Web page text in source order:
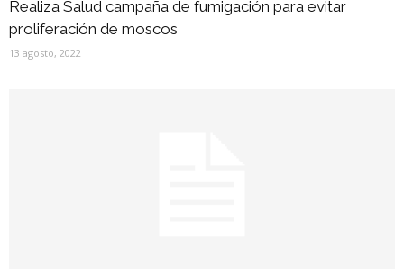
Realiza Salud campaña de fumigación para evitar
proliferación de moscos
13 agosto, 2022